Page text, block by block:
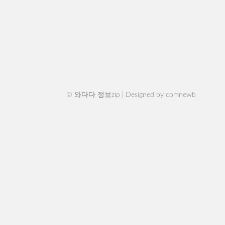
© 와다다 정보zip | Designed by comnewb